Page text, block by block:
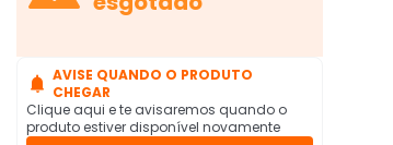
 AVISE QUANDO O PRODUTO
CHEGAR
Clique aqui e te avisaremos quando o
produto estiver disponível novamente